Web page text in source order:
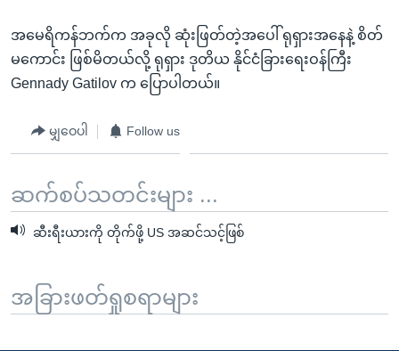
အမေရိကန်ဘက်က အခုလို ဆုံးဖြတ်တဲ့အပေါ် ရုရှားအနေနဲ့ စိတ်
မကောင်း ဖြစ်မိတယ်လို့ ရုရှား ဒုတိယ နိုင်ငံခြားရေးဝန်ကြီး
Gennady Gatilov က ပြောပါတယ်။
မျှဝေပါ Follow us
ဆက်စပ်သတင်းများ ...
ဆီးရီးယားကို တိုက်ဖို့ US အဆင်သင့်ဖြစ်
အခြားဖတ်ရှုစရာများ